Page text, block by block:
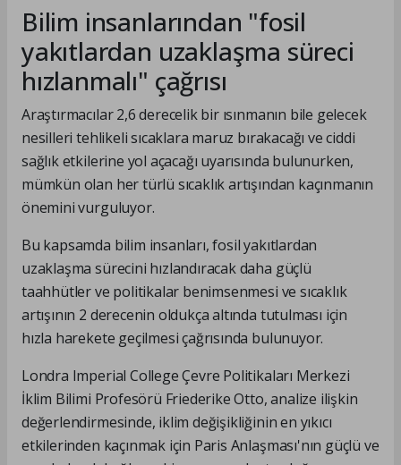
Bilim insanlarından "fosil
yakıtlardan uzaklaşma süreci
hızlanmalı" çağrısı
Araştırmacılar 2,6 derecelik bir ısınmanın bile gelecek
nesilleri tehlikeli sıcaklara maruz bırakacağı ve ciddi
sağlık etkilerine yol açacağı uyarısında bulunurken,
mümkün olan her türlü sıcaklık artışından kaçınmanın
önemini vurguluyor.
Bu kapsamda bilim insanları, fosil yakıtlardan
uzaklaşma sürecini hızlandıracak daha güçlü
taahhütler ve politikalar benimsenmesi ve sıcaklık
artışının 2 derecenin oldukça altında tutulması için
hızla harekete geçilmesi çağrısında bulunuyor.
Londra Imperial College Çevre Politikaları Merkezi
İklim Bilimi Profesörü Friederike Otto, analize ilişkin
değerlendirmesinde, iklim değişikliğinin en yıkıcı
etkilerinden kaçınmak için Paris Anlaşması'nın güçlü ve